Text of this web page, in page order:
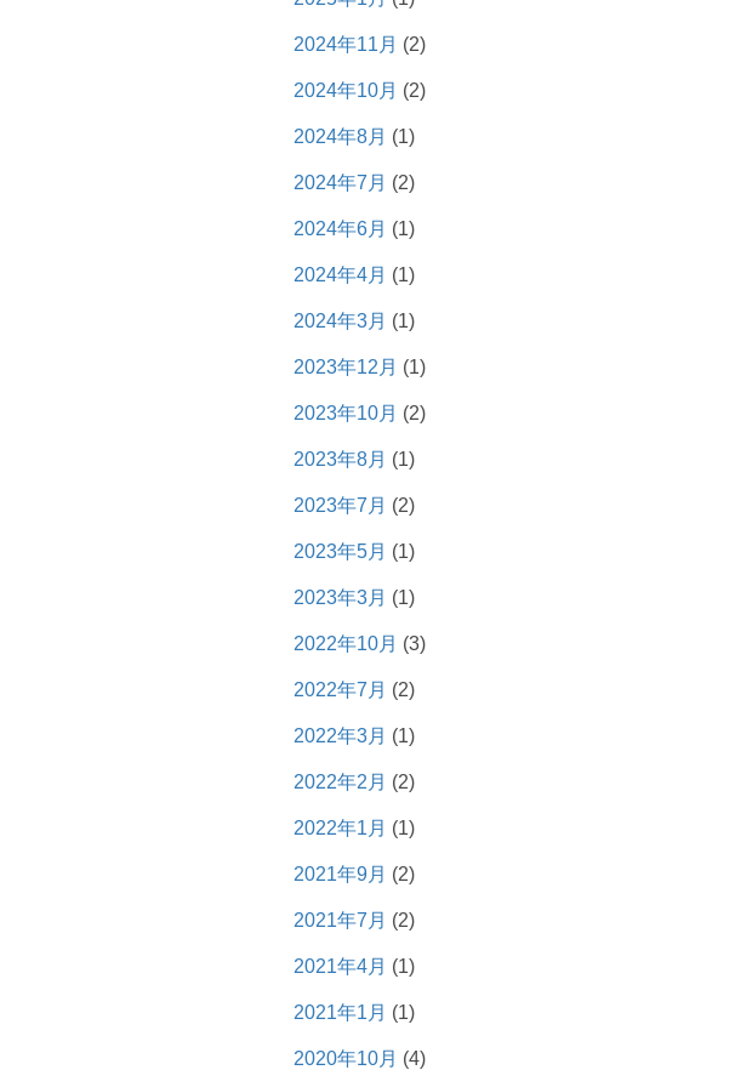
2024年11月 (2)
2024年10月 (2)
2024年8月 (1)
2024年7月 (2)
2024年6月 (1)
2024年4月 (1)
2024年3月 (1)
2023年12月 (1)
2023年10月 (2)
2023年8月 (1)
2023年7月 (2)
2023年5月 (1)
2023年3月 (1)
2022年10月 (3)
2022年7月 (2)
2022年3月 (1)
2022年2月 (2)
2022年1月 (1)
2021年9月 (2)
2021年7月 (2)
2021年4月 (1)
2021年1月 (1)
2020年10月 (4)